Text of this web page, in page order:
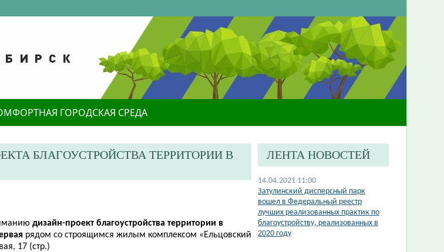
ГОРОДСКАЯ СРЕДА
БЛАГОУСТРОЙСТВА ТЕРРИТОРИИ В
дизайн-проект благоустройства территории в
рядом со строящимся жилым комплексом «Ельцовский
17 (стр.)
ЛЕНТА НОВОСТЕЙ
14.04.2021 11:00
Затулинский дисперсный парк
вошел в Федеральный реестр
лучших реализованных практик по
благоустройству, реализованных в
2020 году